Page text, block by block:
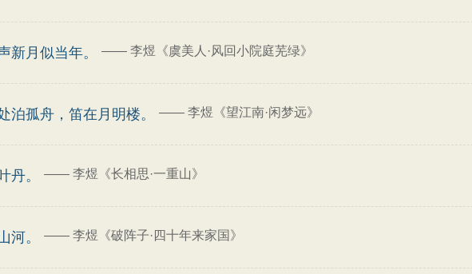
新月似当年。 —— 李煜《虞美人·风回小院庭芜绿》
泊孤舟，笛在月明楼。 —— 李煜《望江南·闲梦远》
丹。 —— 李煜《长相思·一重山》
河。 —— 李煜《破阵子·四十年来家国》